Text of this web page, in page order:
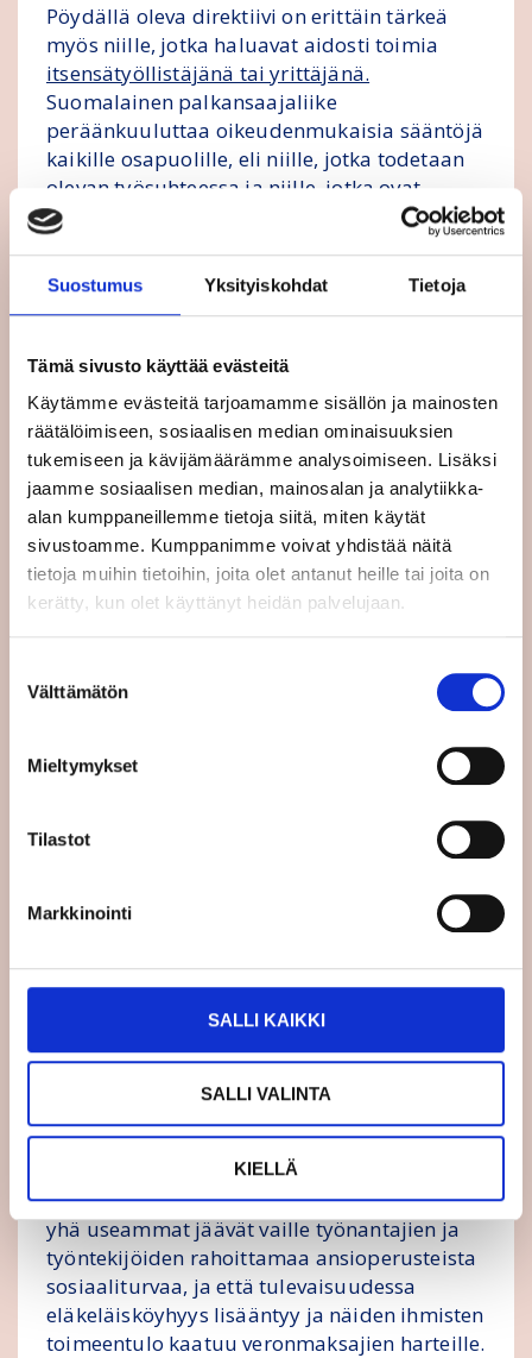
Suostumus Yksityiskohdat Tietoja
Tämä sivusto käyttää evästeitä
Käytämme evästeitä tarjoamamme sisällön ja mainosten
räätälöimiseen, sosiaalisen median ominaisuuksien
tukemiseen ja kävijämäärämme analysoimiseen. Lisäksi
jaamme sosiaalisen median, mainosalan ja analytiikka-
alan kumppaneillemme tietoja siitä, miten käytät
sivustoamme. Kumppanimme voivat yhdistää näitä
tietoja muihin tietoihin, joita olet antanut heille tai joita on
kerätty, kun olet käyttänyt heidän palvelujaan.
valinta
Välttämätön
Mieltymykset
Tilastot
Markkinointi
SALLI KAIKKI
SALLI VALINTA
KIELLÄ
Pöydällä oleva direktiivi on erittäin tärkeä
myös niille, jotka haluavat aidosti toimia
itsensätyöllistäjänä tai yrittäjänä.
Suomalainen palkansaajaliike
peräänkuuluttaa oikeudenmukaisia sääntöjä
kaikille osapuolille, eli niille, jotka todetaan
olevan työsuhteessa ja niille, jotka ovat
aidosti itsensä työllistäjiä. Tämä on ainoa
oikea tapa taata reilu kilpailu alustatyössä
Euroopan tasolla.
Gualminin(S&D, Italia) mietintö tulee
äänestykseen täysistunnossa torstaina
2.2.2023. Tässä äänestyksessä
palkansaajaliike näkee tärkeänä, että
direktiiviin tulee sisällyttää
– työnantajan alaisuudessa olevien
työntekijöiden luokittelu tai takuu siitä, että
aidosti yrittäjänä toimivat voivat jatkaa
työympäristöjen aiheuttamalta epäreilulta
kilpailulta.
– todistustaakka työsuhdeolettaman
Työntekijät eivät voi odottaa vuosia ja
käyttää tuhansia euroja
paljon esimerkkejä pitkistä ja kalliista
työntekijöiden tilannetta.
Alustatyön laajemmat yhteiskunnalliset
vaikutukset kohdistuvat hyvinvointivaltion ja
sosiaaliturvan rahoituspohjaan ja
väärinluokitellun yrittäjätyön
alivakuuttaminen tai vakuuttamatta
jättäminen. Vaarana on, että tulevaisuudessa
yhä useammat jäävät vaille työnantajien ja
työntekijöiden rahoittamaa ansioperusteista
sosiaaliturvaa, ja että tulevaisuudessa
eläkeläisköyhyys lisääntyy ja näiden ihmisten
toimeentulo kaatuu veronmaksajien harteille.